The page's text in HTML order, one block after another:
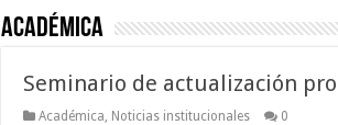
Académica
Seminario de actualización
Académica Noticias institucionales 0